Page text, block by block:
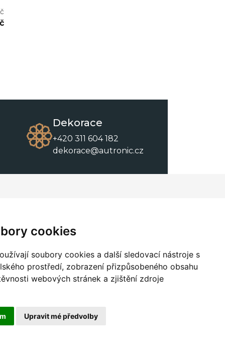
cookies
soubory cookies a další sledovací nástroje s
prostředí, zobrazení přizpůsobeného obsahu
webových stránek a zjištění zdroje
Upravit mé předvolby
Dekorace
+420 311 604 182
dekorace@autronic.cz
O nás